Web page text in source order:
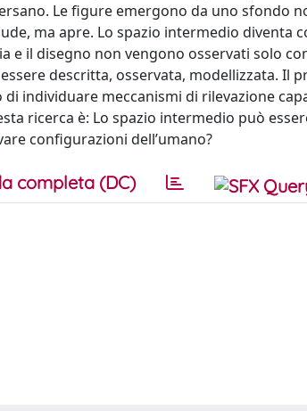
Le figure emergono da uno sfondo
ma apre. Lo spazio intermedio diventa
e il disegno non vengono osservati solo
descritta, osservata, modellizzata. Il
individuare meccanismi di rilevazione
ricerca è: Lo spazio intermedio può
configurazioni dell’umano?
completa (DC)